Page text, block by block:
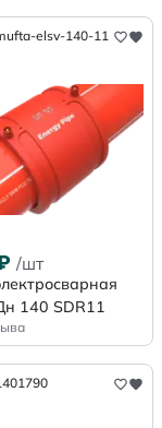
elsv-140-11
/шт
140 SDR11